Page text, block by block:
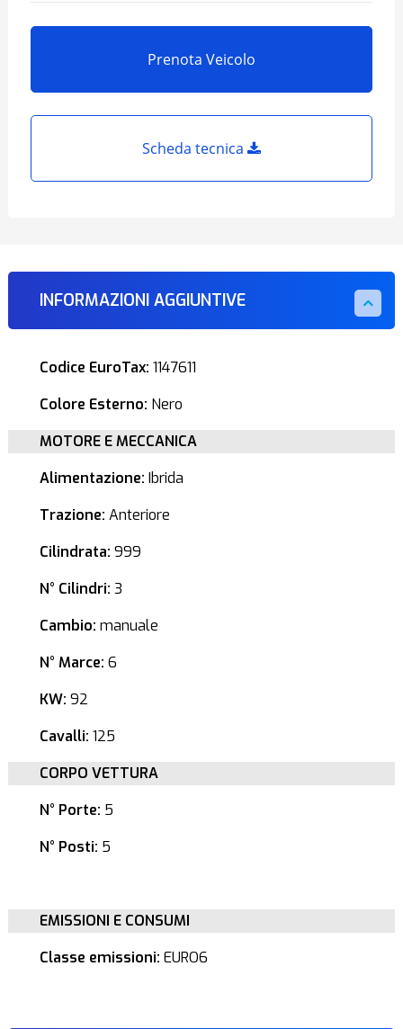
Prenota Veicolo
Scheda tecnica
INFORMAZIONI AGGIUNTIVE
Codice EuroTax: 1147611
Colore Esterno: Nero
MOTORE E MECCANICA
Alimentazione: Ibrida
Trazione: Anteriore
Cilindrata: 999
N° Cilindri: 3
Cambio: manuale
N° Marce: 6
KW: 92
Cavalli: 125
CORPO VETTURA
N° Porte: 5
N° Posti: 5
EMISSIONI E CONSUMI
Classe emissioni: EURO6